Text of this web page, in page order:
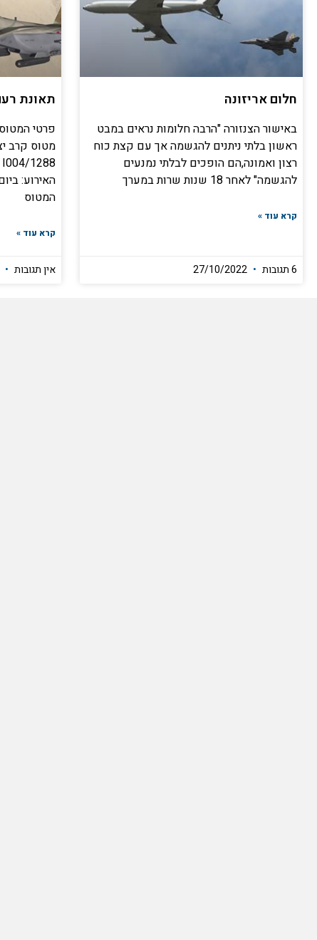
חלום אריזונה
באישור הצנזורה "הרבה חלומות נראים במבט
ראשון בלתי ניתנים להגשמה אך עם קצת כוח
רצון ואמונה,הם הופכים לבלתי נמנעים
להגשמה" לאחר 18 שנות שרות במערך
קרא עוד »
6 תגובות
תאונת רעם
מטוס קרב
המטוס
קרא עוד »
אין תגובות